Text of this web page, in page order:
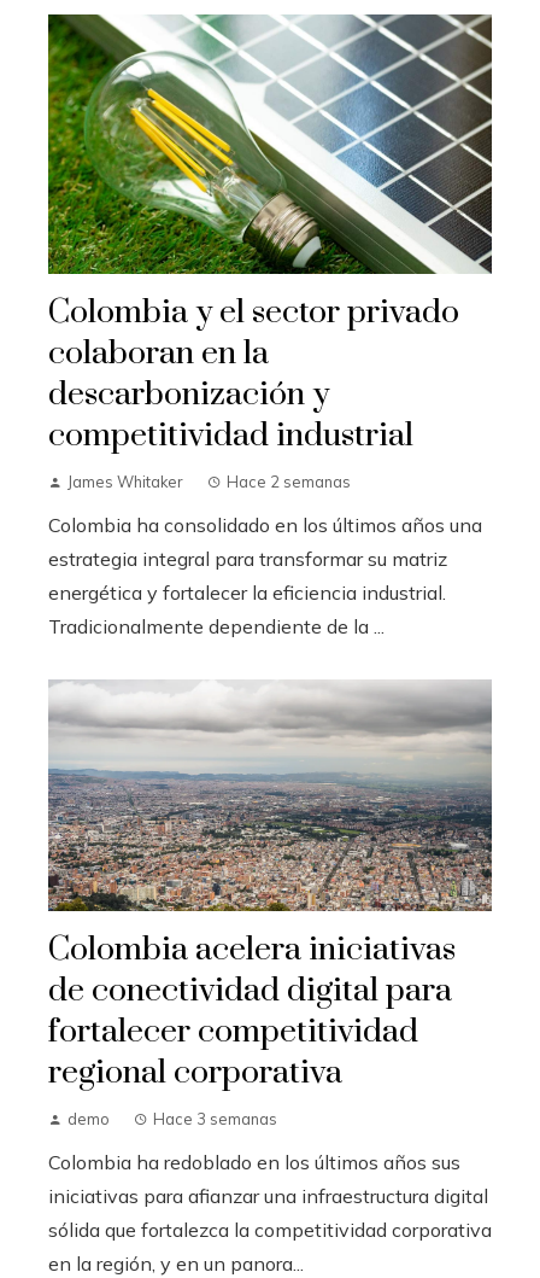
Colombia y el sector privado
colaboran en la
descarbonización y
competitividad industrial
James Whitaker Hace 2 semanas
Colombia ha consolidado en los últimos años una
estrategia integral para transformar su matriz
energética y fortalecer la eficiencia industrial.
Tradicionalmente dependiente de la ...
Colombia acelera iniciativas
de conectividad digital para
fortalecer competitividad
regional corporativa
demo Hace 3 semanas
Colombia ha redoblado en los últimos años sus
iniciativas para afianzar una infraestructura digital
sólida que fortalezca la competitividad corporativa
en la región, y en un panora...